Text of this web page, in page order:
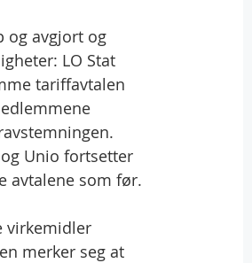
og avgjort og
LO Stat
tariffavtalen
Unio fortsetter
avtalene som før.
virkemidler
merker seg at